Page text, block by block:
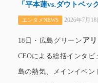
「平本蓮vs.ダウトベッ
エンタメNEWS 2026年7月
18日・広島グリーン ア
CEOによる総括インタ
島の熱気、メインイベ